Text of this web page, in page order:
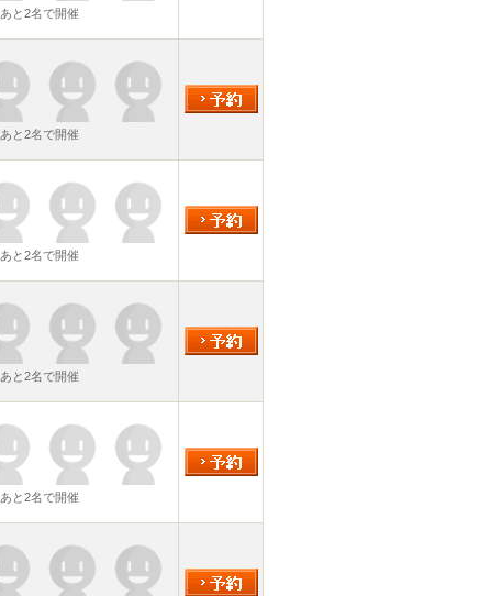
あと2名で開催
あと2名で開催
あと2名で開催
あと2名で開催
あと2名で開催